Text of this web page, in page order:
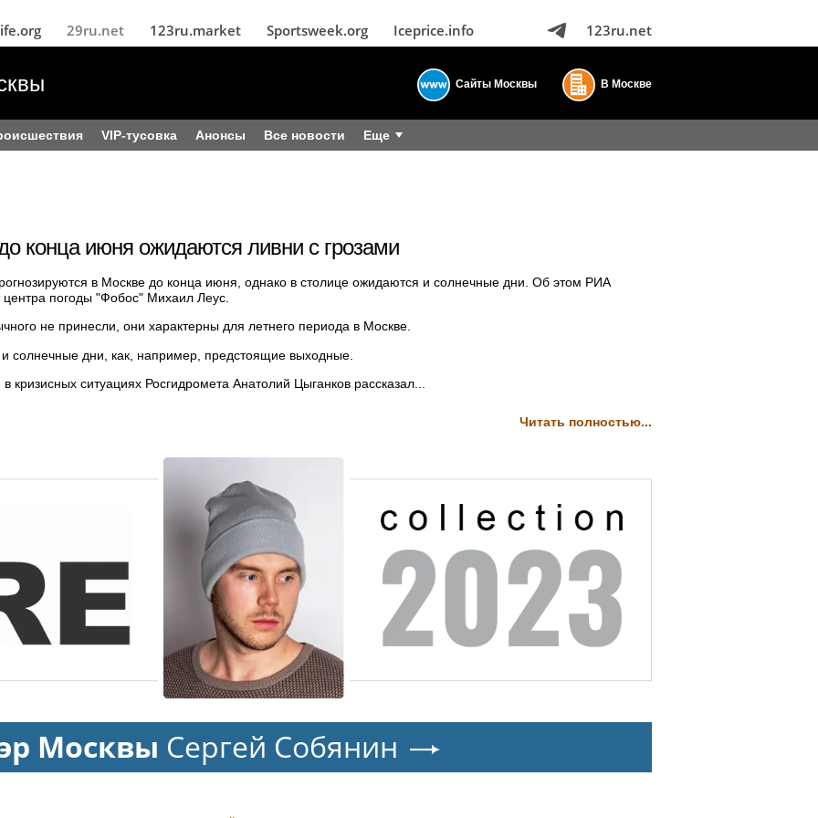
29ru.net 123ru.market Sportsweek.org Iceprice.info 123ru.net
Сайты Москвы В Москве
VIP-тусовка Анонсы Все новости Еще
конца июня ожидаются ливни с грозами
в Москве до конца июня, однако в столице ожидаются и солнечные дни. Об этом РИА
погоды "Фобос" Михаил Леус.
не принесли, они характерны для летнего периода в Москве.
солнечные дни, как, например, предстоящие выходные.
кризисных ситуациях Росгидромета Анатолий Цыганков рассказал...
Читать полностью...
Москвы Сергей Собянин